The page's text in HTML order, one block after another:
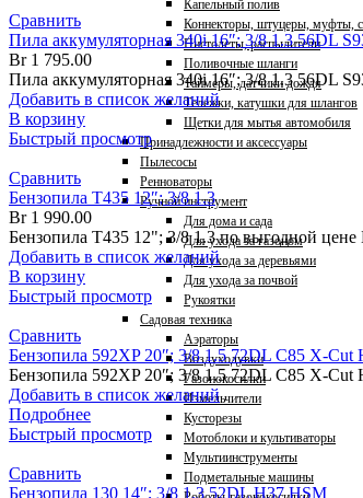
Капельный полив
Коннекторы, штуцеры, муфты,
Пистолеты, распылители
Поливочные шланги
Таймеры, датчики дождя
Тележки, катушки для шлангов
Щетки для мытья автомобиля
Принадлежности и аксессуары
Пылесосы
Ренноваторы
Ручной инструмент
Для дома и сада
Для ухода за газоном
Для ухода за деревьями
Для ухода за почвой
Рукоятки
Садовая техника
Аэраторы
Воздуходувки
Газонокосилки
Измельчители
Кусторезы
Мотоблоки и культиваторы
Мультиинструменты
Подметальные машины
Сравнить
Пила аккумуляторная 340i 16″; 3/8 1.3 56DL
Br1 795.00
Пила аккумуляторная 340i 16″; 3/8 1.3 56DL
Добавить в список желаний
В корзину
Быстрый просмотр
Сравнить
Бензопила T435 12″; 3/8 1.3
Br1 990.00
Бензопила T435 12"; 3/8 1.3 по выгодной
Добавить в список желаний
В корзину
Быстрый просмотр
Сравнить
Бензопила 592XP 20″; 3/8 1.5 72DL C85 X-
Бензопила 592XP 20″; 3/8 1.5 72DL C85 X-
Добавить в список желаний
Подробнее
Быстрый просмотр
Сравнить
Бензопила 130 14″; 3/8 1.3 52DL H37 HSM